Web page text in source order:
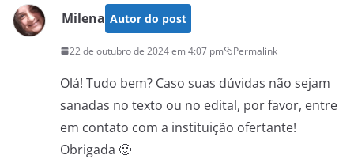
Milena Autor do post
22 de outubro de 2024 em 4:07 pm Permalink
Olá! Tudo bem? Caso suas dúvidas não sejam
sanadas no texto ou no edital, por favor, entre
em contato com a instituição ofertante!
Obrigada 🙂